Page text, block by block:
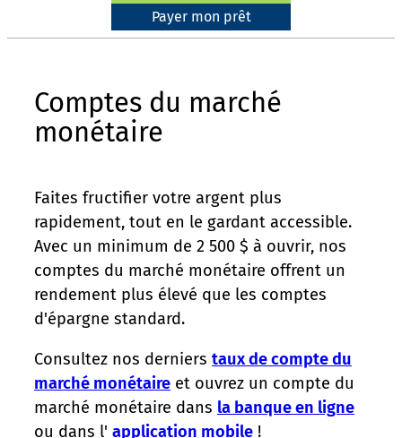
Payer mon prêt
Comptes du marché
monétaire
Faites fructifier votre argent plus
rapidement, tout en le gardant accessible.
Avec un minimum de 2 500 $ à ouvrir, nos
comptes du marché monétaire offrent un
rendement plus élevé que les comptes
d'épargne standard.
Consultez nos derniers taux de compte du
marché monétaire et ouvrez un compte du
marché monétaire dans la banque en ligne
ou dans l' application mobile !